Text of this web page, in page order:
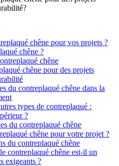
chêne pour vos projets ?
chêne ?
chêne
chêne pour des projets
du contreplaqué chêne dans la
types de contreplaqué :
?
du contreplaqué chêne
chêne pour votre projet ?
du contreplaqué chêne
contreplaqué chêne est-il un
exigeants ?